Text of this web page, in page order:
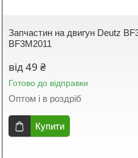
Запчастин на двигун Deutz
BF3M2011
від 49 ₴
Готово до відправки
Оптом і в роздріб
Купити